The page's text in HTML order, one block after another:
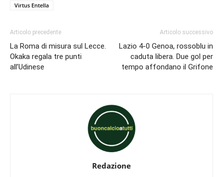
Virtus Entella
Articolo precedente
La Roma di misura sul Lecce.
Okaka regala tre punti
all’Udinese
Articolo successivo
Lazio 4-0 Genoa, rossoblu in
caduta libera. Due gol per
tempo affondano il Grifone
Redazione